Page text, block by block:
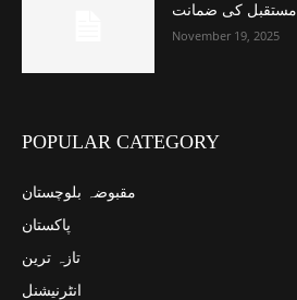
مستقبل کی ضمانت
November 19, 2025
POPULAR CATEGORY
مقبوضہ بلوچستان
پاکستان
تازہ ترین
انٹرنیشنل